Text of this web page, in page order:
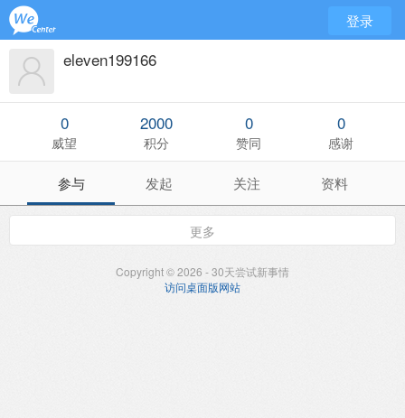
登录
eleven199166
0
威望
2000
积分
0
赞同
0
感谢
参与 发起 关注 资料
更多
Copyright © 2026 - 30天尝试新事情
访问桌面版网站